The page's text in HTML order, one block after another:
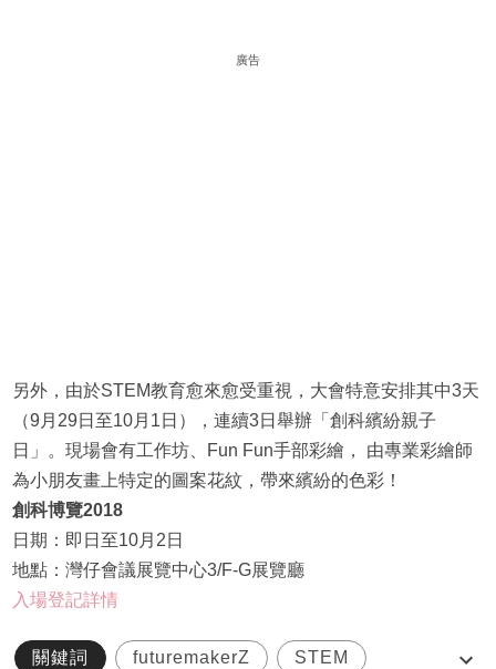
廣告
另外，由於STEM教育愈來愈受重視，大會特意安排其中3天
（9月29日至10月1日），連續3日舉辦「創科繽紛親子
日」。現場會有工作坊、Fun Fun手部彩繪， 由專業彩繪師
為小朋友畫上特定的圖案花紋，帶來繽紛的色彩！
創科博覽2018
日期：即日至10月2日
地點：灣仔會議展覽中心3/F-G展覽廳
入場登記詳情
關鍵詞 futuremakerZ STEM